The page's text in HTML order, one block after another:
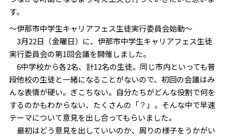
す。
～伊那市中学生キャリアフェス生徒実行委員会始動～
3月22日（金曜日）に、伊那市中学生キャリアフェス生徒
実行委員会の第1回会議を開催しました。
6中学校から各2名、計12名の生徒。同じ市内といっても普
段他校の生徒と一緒になることがないので、初回の会議はみ
んな表情が硬い。ぎこちない。自分たちがどんな役割で何を
するのかもわからない、たくさんの「？」。そんな中で早速
テーマについて意見を出し合ってもらいました。
最初はどう意見を出していいのか、周りの様子をうかがい